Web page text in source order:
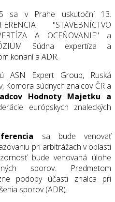
sa v Prahe uskutoční 13.
"STAVEBNÍCTVO
A OCEŇOVANIE" a
Súdna expertíza a
konaní a ADR.
ASN Expert Group, Ruská
Komora súdnych znalcov ČR a
Hodnoty Majetku a
európskych znaleckých
sa bude venovať
pri arbitrážach v oblasti
bude venovaná úlohe
sporov. Predmetom
podoby účasti znalca pri
sporov (ADR).